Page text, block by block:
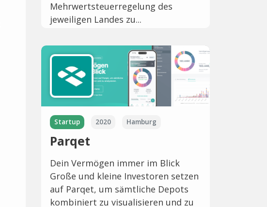
Mehrwertsteuerregelung des
jeweiligen Landes zu...
Startup 2020 Hamburg
Parqet
Dein Vermögen immer im Blick
Große und kleine Investoren setzen
auf Parqet, um sämtliche Depots
kombiniert zu visualisieren und zu